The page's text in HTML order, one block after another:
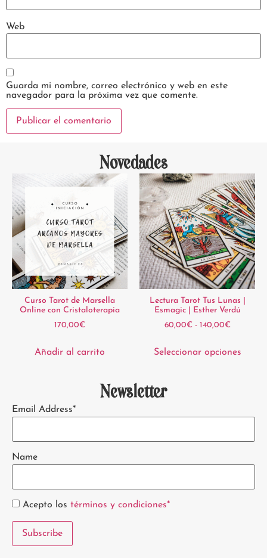
Web
Guarda mi nombre, correo electrónico y web en este
navegador para la próxima vez que comente.
Novedades
Curso Tarot de Marsella
Online con Cristaloterapia
170,00€
Añadir al carrito
Lectura Tarot Tus Lunas |
Esmagic | Esther Verdú
60,00€ - 140,00€
Seleccionar opciones
Newsletter
Email Address*
Name
Acepto los términos y condiciones*